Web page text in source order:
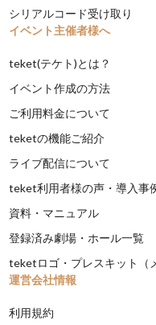
シリアルコード受け取り
イベント主催者様へ
teket(テケト)とは？
イベント作成の方法
ご利用料金について
teketの機能ご紹介
ライブ配信について
teket利用者様の声・導入事
資料・マニュアル
登録済み劇場・ホール一覧
teketロゴ・プレスキット（
運営会社情報
利用規約